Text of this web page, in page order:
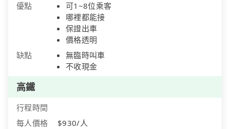
優點
可1~8位乘客
哪裡都能接
保證出車
價格透明
缺點
無臨時叫車
不收現金
高鐵
行程時間
每人價格
$930/人